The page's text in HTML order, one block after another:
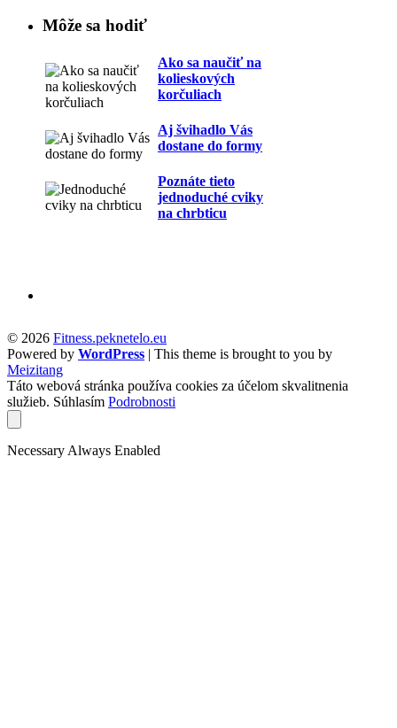
Môže sa hodiť
Ako sa naučiť na
kolieskových
korčuliach
Aj švihadlo Vás
dostane do formy
Poznáte tieto
jednoduché cviky
na chrbticu
© 2026 Fitness.peknetelo.eu
Powered by WordPress | This theme is brought to you by
Meizitang
Táto webová stránka používa cookies za účelom skvalitnenia
služieb. Súhlasím Podrobnosti
Necessary Always Enabled